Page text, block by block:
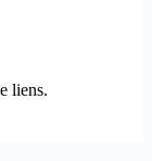
liens.